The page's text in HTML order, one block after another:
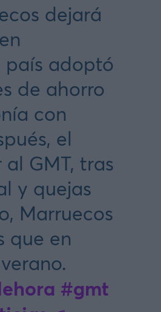
dejará
país adoptó
de ahorro
con
el
GMT, tras
y quejas
Marruecos
que en
#gmt